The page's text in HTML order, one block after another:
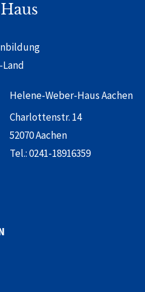
Helene-Weber-Haus Aachen
Charlottenstr. 14
52070 Aachen
Tel.:0241-18916359